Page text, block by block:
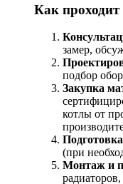
Как
замер,
подбор
Закупка
котлы от
(при
Монтаж и